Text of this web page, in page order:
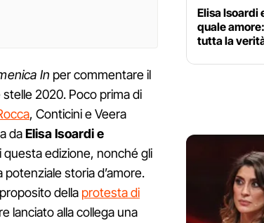
In per commentare il
2020. Poco prima di
, Conticini e Veera
daElisa Isoardi e
questa edizione, nonché gli
storia d’amore.
della protesta di
lanciato alla collega una
Elisa Isoardi
quale
tutta la